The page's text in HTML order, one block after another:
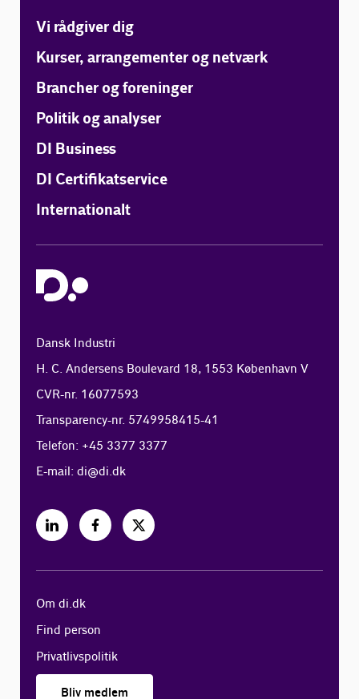
Vi rådgiver dig
Kurser, arrangementer og netværk
Brancher og foreninger
Politik og analyser
DI Business
DI Certifikatservice
Internationalt
Dansk Industri
H. C. Andersens Boulevard 18, 1553 København V
CVR-nr. 16077593
Transparency-nr. 5749958415-41
Telefon: +45 3377 3377
E-mail:di@di.dk
Om di.dk
Find person
Privatlivspolitik
Bliv medlem